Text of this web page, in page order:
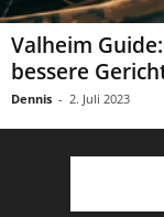
Valheim
bessere
Dennis - 2. Juli 2023